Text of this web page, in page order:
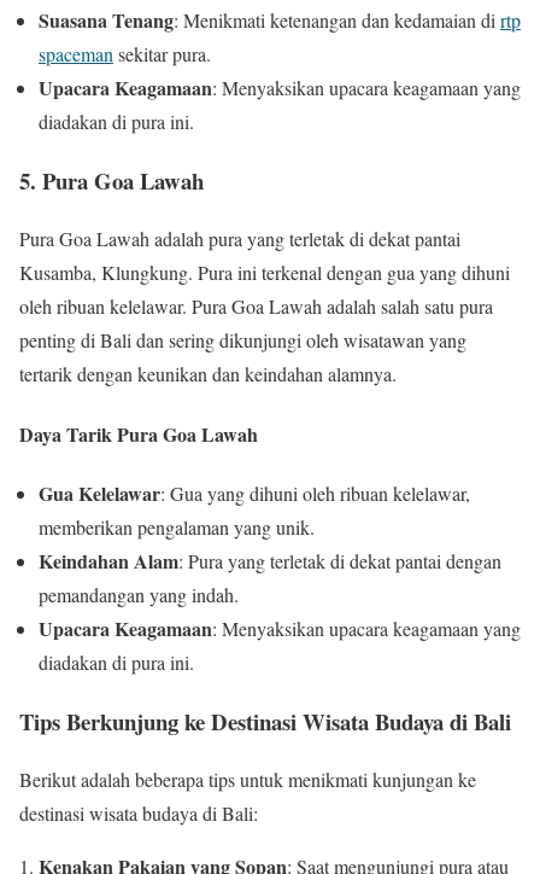
Suasana Tenang: Menikmati ketenangan dan kedamaian di rtp
spaceman sekitar pura.
Upacara Keagamaan: Menyaksikan upacara keagamaan yang
diadakan di pura ini.
5. Pura Goa Lawah
Pura Goa Lawah adalah pura yang terletak di dekat pantai
Kusamba, Klungkung. Pura ini terkenal dengan gua yang dihuni
oleh ribuan kelelawar. Pura Goa Lawah adalah salah satu pura
penting di Bali dan sering dikunjungi oleh wisatawan yang
tertarik dengan keunikan dan keindahan alamnya.
Daya Tarik Pura Goa Lawah
Gua Kelelawar: Gua yang dihuni oleh ribuan kelelawar,
memberikan pengalaman yang unik.
Keindahan Alam: Pura yang terletak di dekat pantai dengan
pemandangan yang indah.
Upacara Keagamaan: Menyaksikan upacara keagamaan yang
diadakan di pura ini.
Tips Berkunjung ke Destinasi Wisata Budaya di Bali
Berikut adalah beberapa tips untuk menikmati kunjungan ke
destinasi wisata budaya di Bali:
Kenakan Pakaian yang Sopan: Saat mengunjungi pura atau